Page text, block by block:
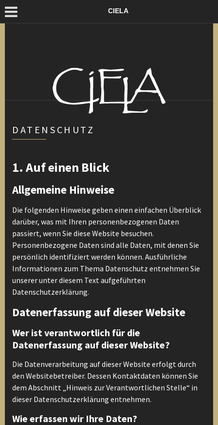
CIELA
DATENSCHUTZ
1. Auf einen Blick
Allgemeine Hinweise
Die folgenden Hinweise geben einen einfachen Überblick
darüber, was mit Ihren personenbezogenen Daten
passiert, wenn Sie diese Website besuchen.
Personenbezogene Daten sind alle Daten, mit denen Sie
persönlich identifiziert werden können. Ausführliche
Informationen zum Thema Datenschutz entnehmen Sie
unserer unter diesem Text aufgeführten
Datenschutzerklärung.
Datenerfassung auf dieser Website
Wer ist verantwortlich für die
Datenerfassung auf dieser Website?
Die Datenverarbeitung auf dieser Website erfolgt durch
den Websitebetreiber. Dessen Kontaktdaten können Sie
dem Abschnitt „Hinweis zur Verantwortlichen Stelle“ in
dieser Datenschutzerklärung entnehmen.
Wie erfassen wir Ihre Daten?